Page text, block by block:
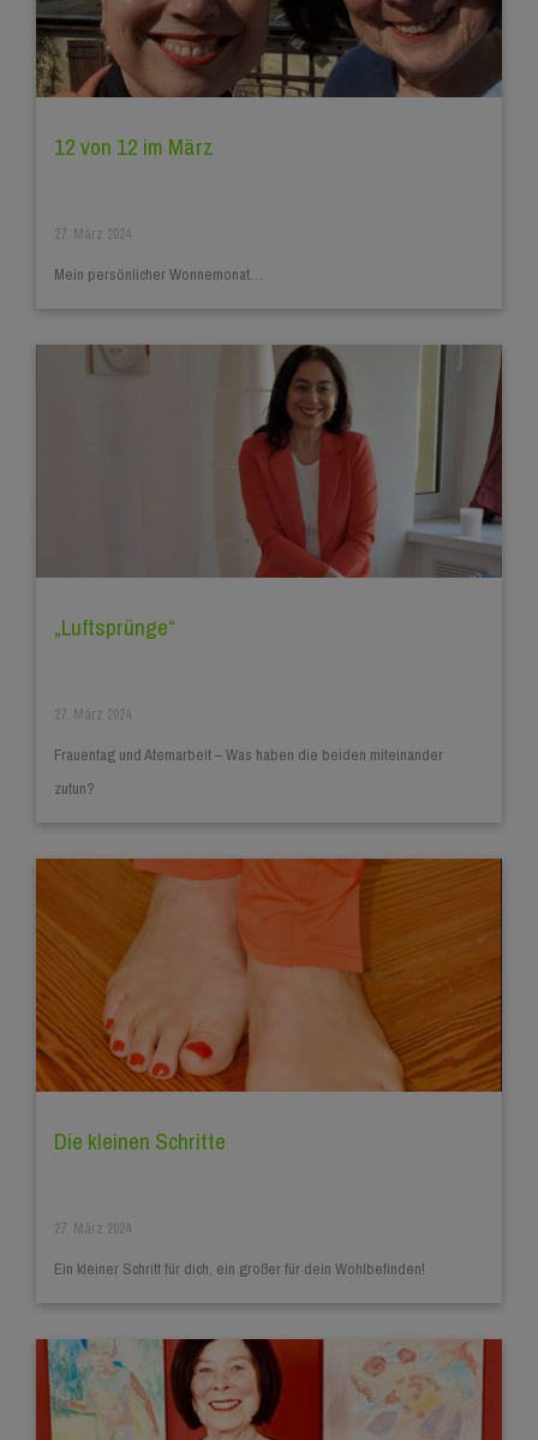
12 von 12 im März
27. März 2024
Mein persönlicher Wonnemonat…
„Luftsprünge“
27. März 2024
Frauentag und Atemarbeit – Was haben die beiden miteinander
zutun?
Die kleinen Schritte
27. März 2024
Ein kleiner Schritt für dich, ein großer für dein Wohlbefinden!